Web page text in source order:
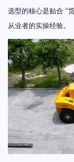
选型的核心是贴合 “
从业者的实操经验。